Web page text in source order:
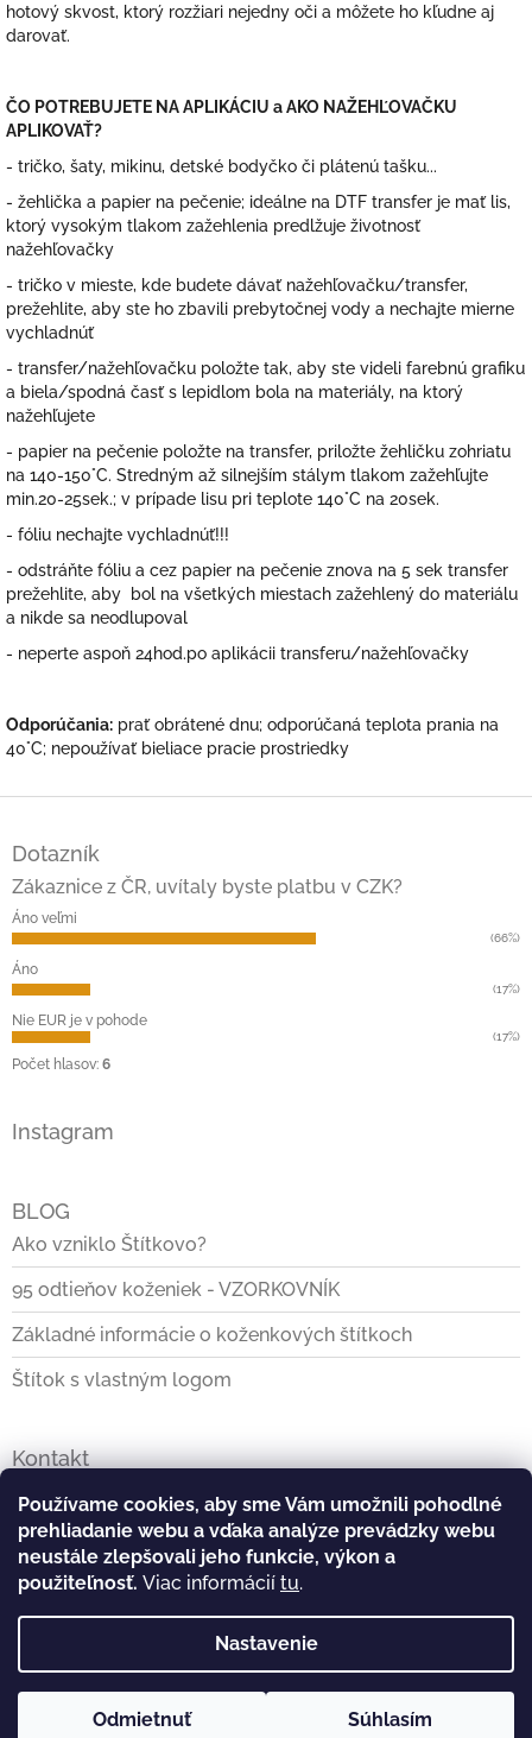
Používame cookies, aby sme Vám umožnili pohodlné
prehliadanie webu a vďaka analýze prevádzky webu
neustále zlepšovali jeho funkcie, výkon a
použiteľnosť. Viac informácií tu.
Nastavenie
Odmietnuť Súhlasím
hotový skvost, ktorý rozžiari nejedny oči a môžete ho kľudne aj
darovať.
ČO POTREBUJETE NA APLIKÁCIU a AKO NAŽEHĽOVAČKU
APLIKOVAŤ?
- tričko, šaty, mikinu, detské bodyčko či plátenú tašku...
- žehlička a papier na pečenie; ideálne na DTF transfer je mať lis,
ktorý vysokým tlakom zažehlenia predlžuje životnosť
nažehľovačky
- tričko v mieste, kde budete dávať nažehľovačku/transfer,
prežehlite, aby ste ho zbavili prebytočnej vody a nechajte mierne
vychladnúť
- transfer/nažehľovačku položte tak, aby ste videli farebnú grafiku
a biela/spodná časť s lepidlom bola na materiály, na ktorý
nažehľujete
- papier na pečenie položte na transfer, priložte žehličku zohriatu
na 140-150°C. Stredným až silnejším stálym tlakom zažehľujte
min.20-25sek.; v prípade lisu pri teplote 140°C na 20sek.
- fóliu nechajte vychladnúť!!!
- odstráňte fóliu a cez papier na pečenie znova na 5 sek transfer
prežehlite, aby bol na všetkých miestach zažehlený do materiálu
a nikde sa neodlupoval
- neperte aspoň 24hod.po aplikácii transferu/nažehľovačky
Odporúčania: prať obrátené dnu; odporúčaná teplota prania na
40°C; nepoužívať bieliace pracie prostriedky
e
Dotazník
Zákaznice z ČR, uvítaly byste platbu v CZK?
Áno veľmi
(66%)
Áno
(17%)
Nie EUR je v pohode
(17%)
Počet hlasov: 6
Instagram
BLOG
Ako vzniklo Štítkovo?
95 odtieňov koženiek - VZORKOVNÍK
Základné informácie o koženkových štítkoch
Štítok s vlastným logom
Kontakt
info@stitkovo.sk
0903928140
https://www.facebook.com/Stitkovo.sk
Vytvoril Shoptet Copyright 2026 Štítkovo - tvoj štítok. Všetky práva